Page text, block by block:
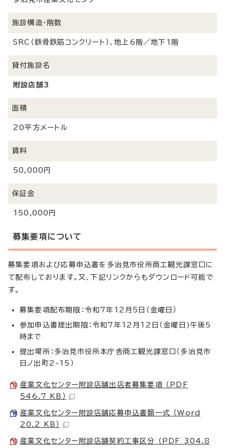
施設構造・階数
SRC（鉄骨鉄筋コンクリート）、地上6階／地下1階
貸付施設名
附設店舗3
面積
20平方メートル
賃料
50,000円
保証金
150,000円
募集要項について
募集要項および応募申込書を多治見市役所商工観光課窓口に
て配布しております。又、下記リンクからもダウンロード可能で
す。
募集要項配布期限：令和7年12月5日（金曜日）
参加申込書提出期限：令和7年12月12日（金曜日)午後5
時まで
提出場所：多治見市役所本庁舎商工観光課窓口（多治見市
日ノ出町2-15）
産業文化センター附設店舗出店者募集要項 （PDF
546.7 KB）
産業文化センター附設店舗応募申込書類一式 （Word
20.2 KB）
産業文化センター附設店舗契約工事区分 （PDF 304.8